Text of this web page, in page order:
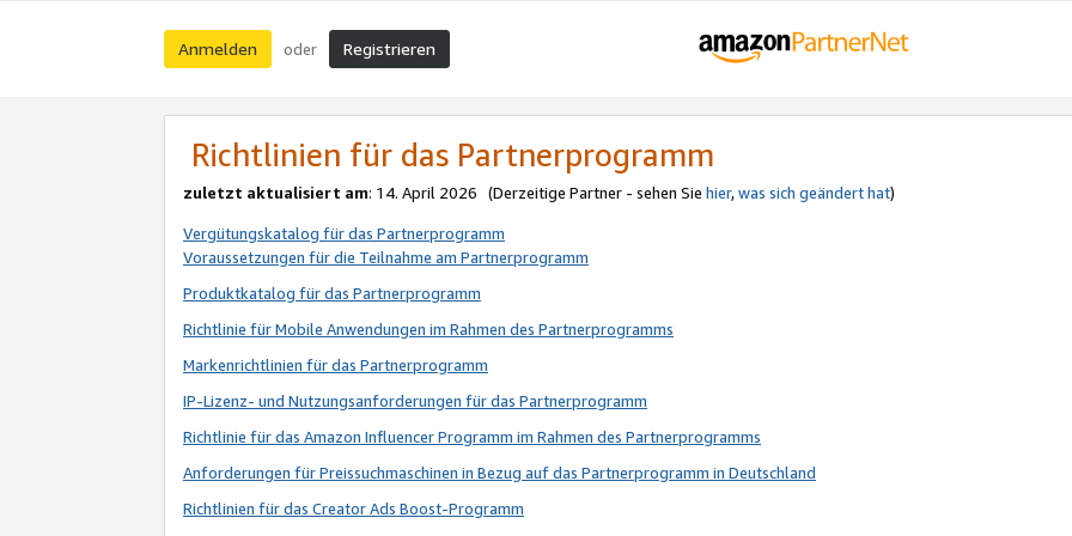
Anmelden oder Registrieren
Richtlinien für das Partnerprogramm
zuletzt aktualisiert am: 14. April 2026 (Derzeitige Partner - sehen Sie hier,was sich geändert hat)
Vergütungskatalog für das Partnerprogramm
Voraussetzungen für die Teilnahme am Partnerprogramm
Produktkatalog für das Partnerprogramm
Richtlinie für Mobile Anwendungen im Rahmen des Partnerprogramms
Markenrichtlinien für das Partnerprogramm
IP-Lizenz- und Nutzungsanforderungen für das Partnerprogramm
Richtlinie für das Amazon Influencer Programm im Rahmen des Partnerprogramms
Anforderungen für Preissuchmaschinen in Bezug auf das Partnerprogramm in Deutschland
Richtlinien für das Creator Ads Boost-Programm